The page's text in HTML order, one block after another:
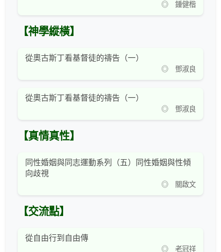
◎ 鍾健楷
【神學縱橫】
從奧古斯丁看基督徒的禱告（一）
◎ 鄧淑良
從奧古斯丁看基督徒的禱告（一）
◎ 鄧淑良
【真情真性】
同性婚姻與同志運動系列（五）同性婚姻與性傾
向歧視
◎ 關啟文
【交流點】
從自由行到自由傳
◎ 老冠祥